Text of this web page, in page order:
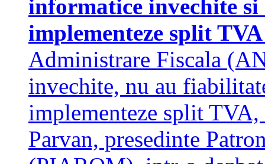
informatice invechite si
implementeze split
Administrare Fiscala
invechite, nu au
implementeze split
Parvan, presedinte